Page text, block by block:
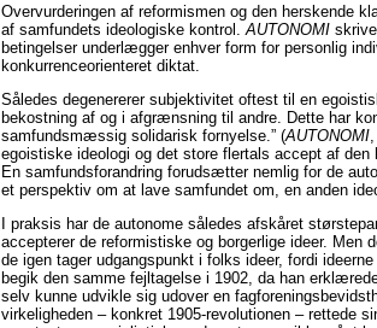
Overvurderingen af reformismen og den herskende
af samfundets ideologiske kontrol. AUTONOMI
betingelser underlægger enhver form for personlig
konkurrenceorienteret diktat.
Således degenererer subjektivitet oftest til en
bekostning af og i afgrænsning til andre. Dette har
samfundsmæssig solidarisk fornyelse.” (AUTONOMI
egoistiske ideologi og det store flertals accept af den
En samfundsforandring forudsætter nemlig for de
et perspektiv om at lave samfundet om, en anden
I praksis har de autonome således afskåret
accepterer de reformistiske og borgerlige ideer. Men
de igen tager udgangspunkt i folks ideer, fordi
begik den samme fejltagelse i 1902, da han
selv kunne udvikle sig udover en
virkeligheden – konkret 1905-revolutionen – rettede